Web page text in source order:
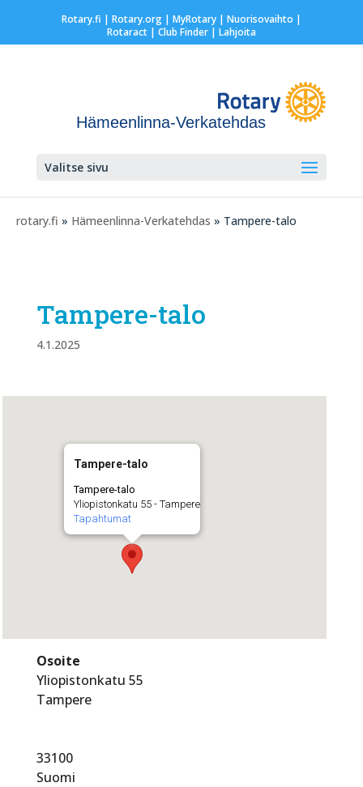
Rotary.fi | Rotary.org| MyRotary | Nuorisovaihto |
Rotaract| Club Finder| Lahjoita
Hämeenlinna-Verkatehdas
Valitse sivu
rotary.fi » Hämeenlinna-Verkatehdas » Tampere-talo
Tampere-talo
4.1.2025
Tampere-talo
Tampere-talo
Yliopistonkatu 55 - Tampere
Tapahtumat
Osoite
Yliopistonkatu 55
Tampere
33100
Suomi